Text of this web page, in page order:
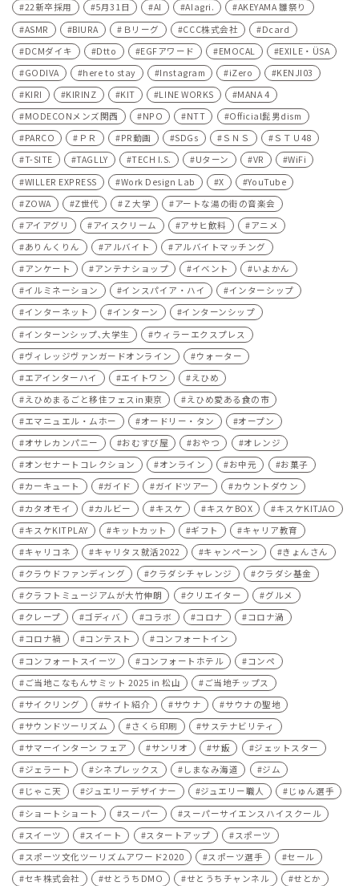
22新卒採用
5月31日 AI AIagri.
AKEYAMA 雛祭り
ASMR
BIURA Ｂリーグ CCC株式会社
Dcard
DCMダイキ
Dtto EGFアワード EMOCAL
EXILE・ÜSA
GODIVA
here to stay Instagram iZero
KENJI03
KIRI
KIRINZ KIT LINE WORKS
MANA 4
MODECONメンズ関西
NPO NTT
Official髭男dism
PARCO
ＰＲ PR動画 SDGs ＳＮＳ
ＳＴＵ48
T-SITE
TAGLLY TECH I.S. Uターン VR
WiFi
WILLER EXPRESS
Work Design Lab X
YouTube
ZOWA
Z世代 Ｚ大学
アートな湯の街の音楽会
アイアグリ
アイスクリーム アサヒ飲料
アニメ
ありんくりん
アルバイト
アルバイトマッチング
アンケート
アンテナショップ イベント
いよかん
イルミネーション
インスパイア・ハイ
インターシップ
インターネット
インターン
インターンシップ
インターンシップ､大学生
ウィラーエクスプレス
ヴィレッジヴァンガードオンライン
ウォーター
エアインターハイ
エイトワン
えひめ
えひめまるごと移住フェスin東京
えひめ愛ある食の市
エマニュエル・ムホー
オードリー・タン
オープン
オサレカンパニー
おむすび屋 おやつ
オレンジ
オンセナートコレクション
オンライン お中元
お菓子
カーキュート
ガイド ガイドツアー
カウントダウン
カタオモイ
カルビー キスケ キスケBOX
キスケKITJAO
キスケKITPLAY
キットカット ギフト
キャリア教育
キャリコネ
キャリタス就活2022 キャンペーン
きょんさん
クラウドファンディング
クラダシチャレンジ
クラダシ基金
クラフトミュージアムが大竹伸朗
クリエイター
グルメ
クレープ
ゴディバ コラボ コロナ
コロナ渦
コロナ禍
コンテスト
コンフォートイン
コンフォートスイーツ
コンフォートホテル
コンペ
ご当地こなもんサミット 2025 in 松山
ご当地チップス
サイクリング
サイト紹介 サウナ
サウナの聖地
サウンドツーリズム
さくら印刷
サステナビリティ
サマーインターン フェア
サンリオ サ飯
ジェットスター
ジェラート
シネプレックス しまなみ海道
ジム
じゃこ天
ジュエリーデザイナー ジュエリー職人
じゅん選手
ショートショート
スーパー
スーパーサイエンスハイスクール
スイーツ
スイート スタートアップ
スポーツ
スポーツ文化ツーリズムアワード2020
スポーツ選手
セール
セキ株式会社
せとうちDMO せとうちチャンネル せとか